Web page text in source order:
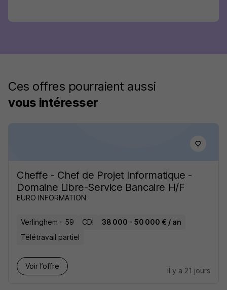
Ces offres pourraient aussi
vous intéresser
Cheffe - Chef de Projet Informatique -
Domaine Libre-Service Bancaire H/F
EURO INFORMATION
Verlinghem - 59 CDI
38 000 - 50 000 € / an
Télétravail partiel
Voir l’offre
il y a 21 jours